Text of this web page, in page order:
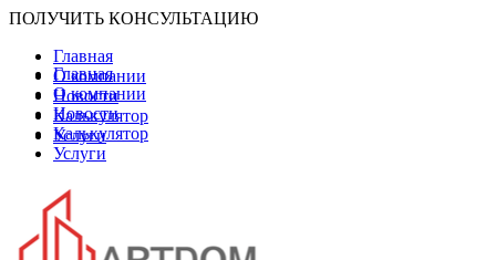
ПОЛУЧИТЬ КОНСУЛЬТАЦИЮ
Главная
О компании
Новости
Калькулятор
Услуги
Главная
О компании
Новости
Калькулятор
Услуги